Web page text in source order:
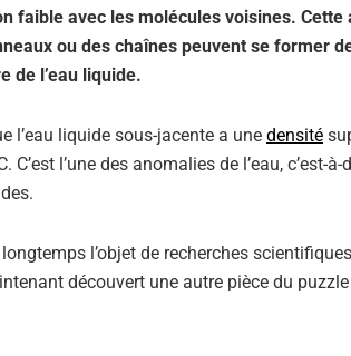
faible avec les molécules voisines.
ou des chaînes peuvent se former
de l’eau liquide.
l’eau liquide sous-jacente a une densité
C’est l’une des anomalies de l’eau,
l’objet de recherches
découvert une autre pièce du